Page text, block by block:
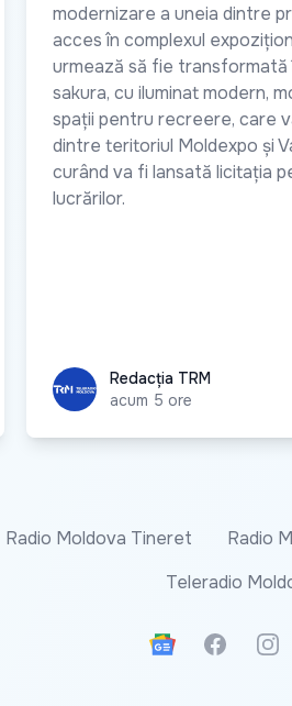
modernizare a uneia dintre
acces în complexul
urmează să fie
sakura, cu iluminat modern,
spații pentru recreere, care
dintre teritoriul Moldexpo și
curând va fi lansată licitația
lucrărilor.
Redacția TRM
Redacția TRM
acum 5 ore
Radio Moldova Tineret Radio
Teleradio
Google News
Facebook